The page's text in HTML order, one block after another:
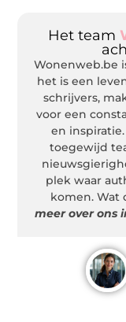
Het team
Wonenweb.be
het is een
schrijvers,
voor een
en
toegewijd
plek waar
komen. Wat
meer over ons